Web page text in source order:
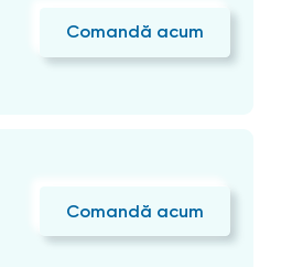
Comandă acum
Comandă acum